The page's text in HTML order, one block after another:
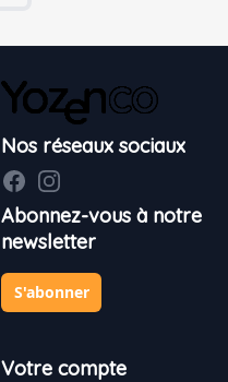
Nos réseaux sociaux
FacebookInstagram
Abonnez-vous à notre
newsletter
S'abonner
Votre compte